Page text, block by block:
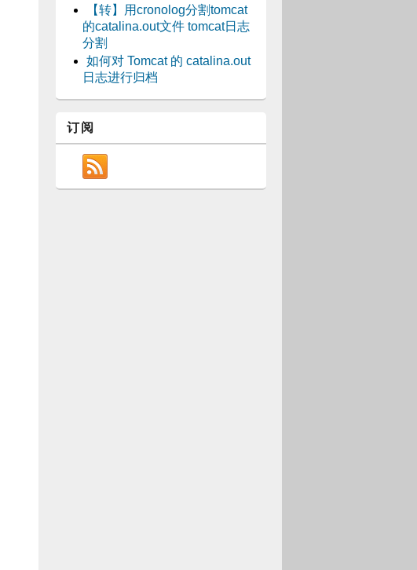
【转】用cronolog分割tomcat
的catalina.out文件 tomcat日志
分割
如何对 Tomcat 的 catalina.out
日志进行归档
订阅